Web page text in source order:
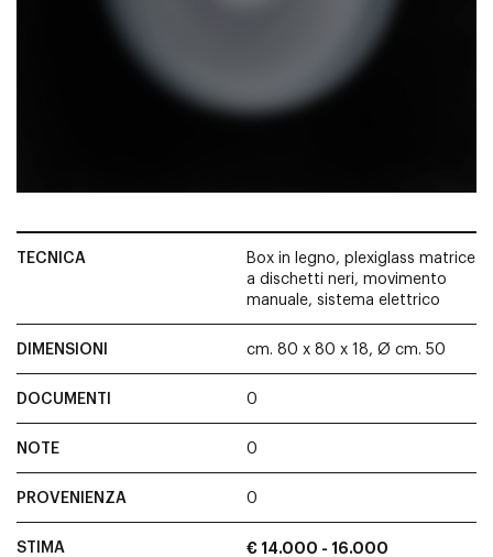
TECNICA
Box in legno, plexiglass matrice
a dischetti neri, movimento
manuale, sistema elettrico
DIMENSIONI cm. 80 x 80 x 18, Ø cm. 50
DOCUMENTI 0
NOTE 0
PROVENIENZA 0
STIMA € 14.000 - 16.000